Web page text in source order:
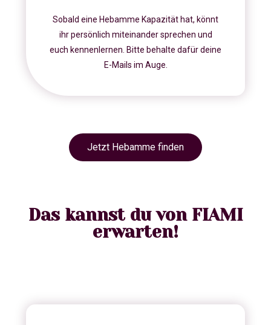
Sobald eine Hebamme Kapazität hat, könnt
ihr persönlich miteinander sprechen und
euch kennenlernen. Bitte behalte dafür deine
E-Mails im Auge.
Jetzt Hebamme finden
Das kannst du von FIAMI
erwarten!